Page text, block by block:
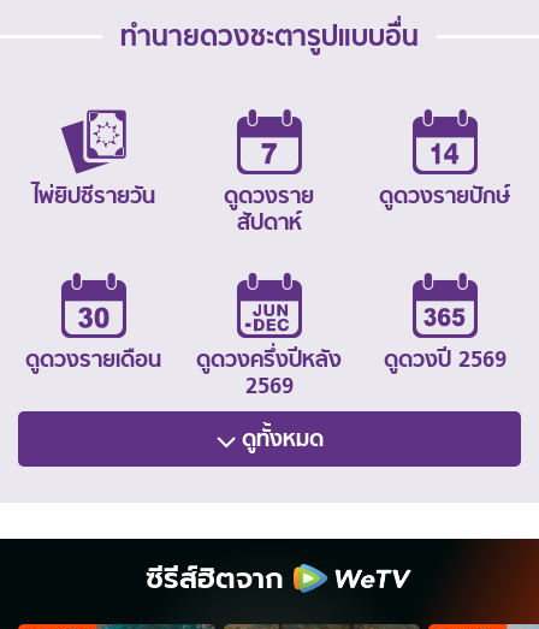
ทำนายดวงชะตารูปแบบอื่น
ไพ่ยิปซีรายวัน
ดูดวงราย
สัปดาห์
ดูดวงรายปักษ์
ดูดวงรายเดือน
ดูดวงครึ่งปีหลัง
2569
ดูดวงปี 2569
ดูทั้งหมด
ซีรีส์ฮิตจาก